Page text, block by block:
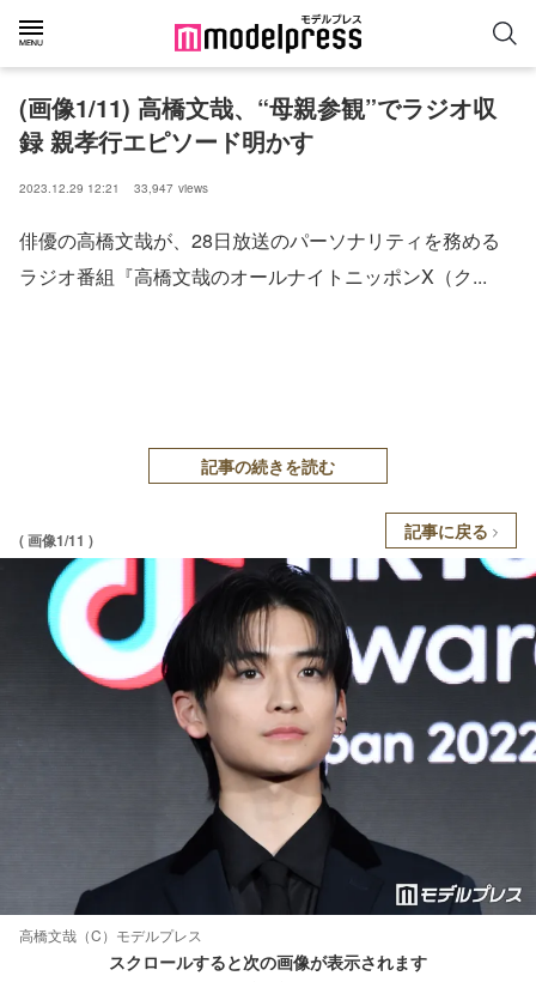
(画像1/11) 高橋文哉、“母親参観”でラジオ収
録 親孝行エピソード明かす
2023.12.29 12:21 33,947 views
俳優の高橋文哉が、28日放送のパーソナリティを務める
ラジオ番組『高橋文哉のオールナイトニッポンX（ク...
記事の続きを読む
( 画像1/11 ) 記事に戻る
高橋文哉（C）モデルプレス
スクロールすると次の画像が表示されます